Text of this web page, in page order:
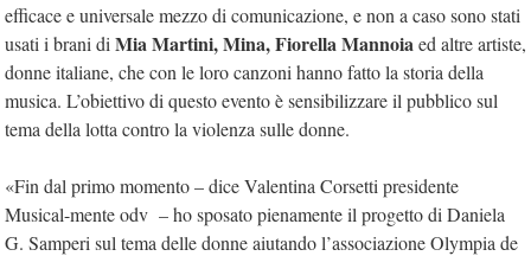
efficace e universale mezzo di comunicazione, e non a caso sono stati
usati i brani di Mia Martini, Mina, Fiorella Mannoiaed altre artiste,
donne italiane, che con le loro canzoni hanno fatto la storia della
musica. L’obiettivo di questo evento è sensibilizzare il pubblico sul
tema della lotta contro la violenza sulle donne.
«Fin dal primo momento – dice Valentina Corsetti presidente
Musical-mente odv – ho sposato pienamente il progetto di Daniela
G. Samperi sul tema delle donne aiutando l’associazione Olympia de